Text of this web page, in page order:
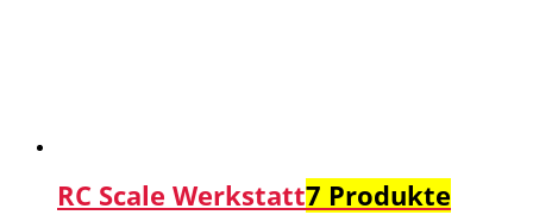
RC Scale Werkstatt7 Produkte